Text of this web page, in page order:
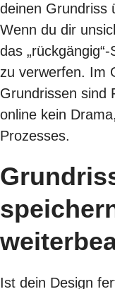
deinen Grundriss
Wenn du dir
das
zu verwerfen. Im
Grundrissen sind
online kein
Prozesses.
Ist dein Design